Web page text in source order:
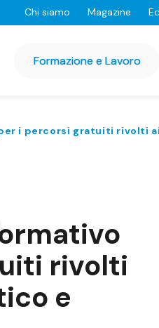
Chi siamo Magazine
Formazione e Lavoro
i percorsi gratuiti rivolti
rivolti
e